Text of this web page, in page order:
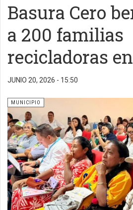
Basura Cero
a 200 familias
recicladoras
JUNIO 20, 2026 - 15:50
MUNICIPIO